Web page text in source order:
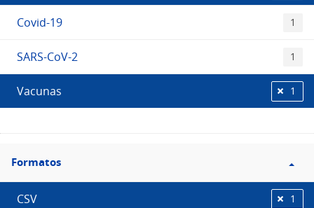
Covid-19 1
SARS-CoV-2 1
Vacunas 1
Filtro
Formatos
Formatos
CSV 1